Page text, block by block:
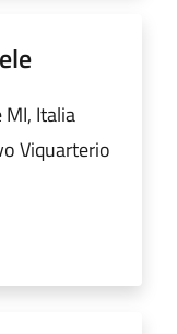
MI, Italia
Viquarterio